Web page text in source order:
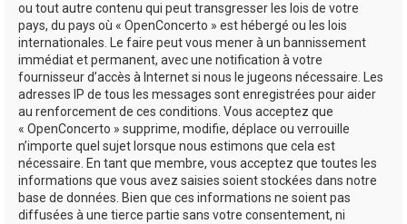
ou tout autre contenu qui peut transgresser les lois de votre
pays, du pays où « OpenConcerto » est hébergé ou les lois
internationales. Le faire peut vous mener à un bannissement
immédiat et permanent, avec une notification à votre
fournisseur d’accès à Internet si nous le jugeons nécessaire. Les
adresses IP de tous les messages sont enregistrées pour aider
au renforcement de ces conditions. Vous acceptez que
« OpenConcerto » supprime, modifie, déplace ou verrouille
n’importe quel sujet lorsque nous estimons que cela est
nécessaire. En tant que membre, vous acceptez que toutes les
informations que vous avez saisies soient stockées dans notre
base de données. Bien que ces informations ne soient pas
diffusées à une tierce partie sans votre consentement, ni